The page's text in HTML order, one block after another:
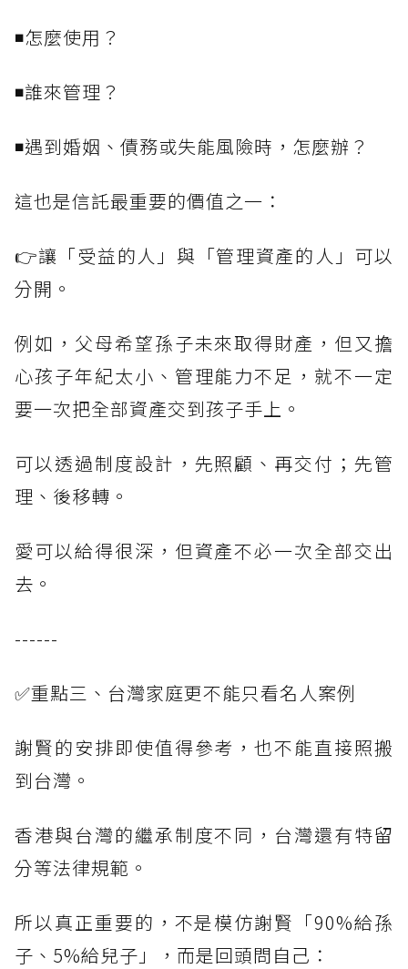
◾怎麼使用？
◾誰來管理？
◾遇到婚姻、債務或失能風險時，怎麼辦？
這也是信託最重要的價值之一：
👉讓「受益的人」與「管理資產的人」可以
分開。
例如，父母希望孫子未來取得財產，但又擔
心孩子年紀太小、管理能力不足，就不一定
要一次把全部資產交到孩子手上。
可以透過制度設計，先照顧、再交付；先管
理、後移轉。
愛可以給得很深，但資產不必一次全部交出
去。
------
✅重點三、台灣家庭更不能只看名人案例
謝賢的安排即使值得參考，也不能直接照搬
到台灣。
香港與台灣的繼承制度不同，台灣還有特留
分等法律規範。
所以真正重要的，不是模仿謝賢「90%給孫
子、5%給兒子」，而是回頭問自己：